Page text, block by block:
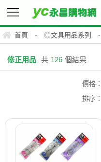
首頁 - ◎文具用品系列 -
修正用品 共 126 個結果
價格：
排序：